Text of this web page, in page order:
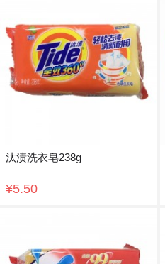
汰渍洗衣皂238g
¥5.50